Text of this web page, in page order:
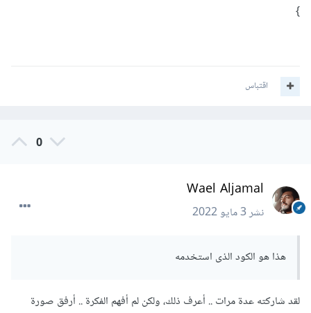
}
اقتباس
0
Wael Aljamal
نشر3 مايو 2022
هذا هو الكود الذى استخدمه
لقد شاركته عدة مرات .. أعرف ذلك، ولكن لم أفهم الفكرة .. أرفق صورة